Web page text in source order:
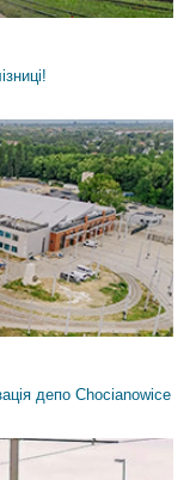
депо Chocianowice